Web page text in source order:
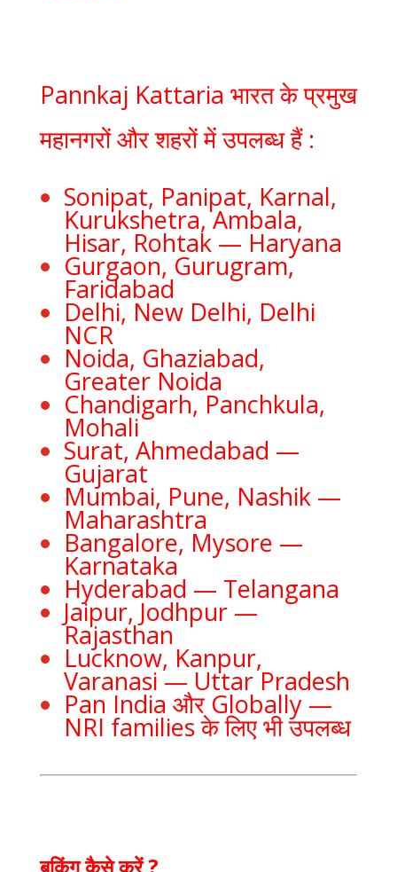
Pannkaj Kattaria भारत के प्रमुख
महानगरों और शहरों में उपलब्ध हैं :
Sonipat, Panipat, Karnal,
Kurukshetra, Ambala,
Hisar, Rohtak — Haryana
Gurgaon, Gurugram,
Faridabad
Delhi, New Delhi, Delhi
NCR
Noida, Ghaziabad,
Greater Noida
Chandigarh, Panchkula,
Mohali
Surat, Ahmedabad —
Gujarat
Mumbai, Pune, Nashik —
Maharashtra
Bangalore, Mysore —
Karnataka
Hyderabad — Telangana
Jaipur, Jodhpur —
Rajasthan
Lucknow, Kanpur,
Varanasi — Uttar Pradesh
Pan India और Globally —
NRI families के लिए भी उपलब्ध